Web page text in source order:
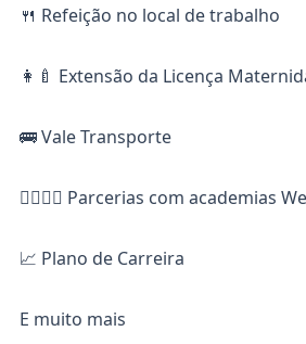
🍴 Refeição no local de trabalho
👩‍🍼 Extensão da Licença
🚌 Vale Transporte
🏋️‍♀️🏋️‍♂️ Parcerias com academias
📈 Plano de Carreira
E muito mais